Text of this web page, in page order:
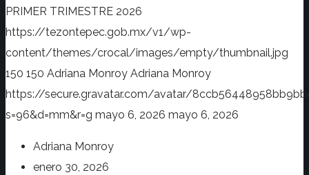
PRIMER TRIMESTRE 2026
https://tezontepec.gob.mx/v1/wp-
content/themes/crocal/images/empty/thumbnail.jpg
150 150 Adriana Monroy Adriana Monroy
https://secure.gravatar.com/avatar/
s=96&d=mm&r=g mayo 6, 2026 mayo 6, 2026
Adriana Monroy
enero 30, 2026